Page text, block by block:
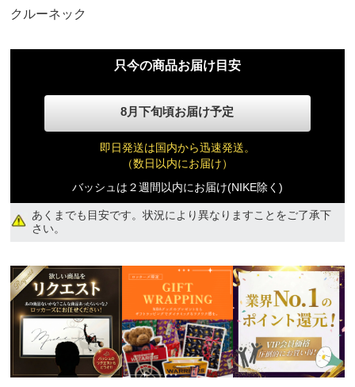
クルーネック
只今の商品お届け目安
8月下旬頃お届け予定
即日発送は国内から迅速発送。
（数日以内にお届け）
バッシュは２週間以内にお届け(NIKE除く)
あくまでも目安です。状況により異なりますことをご了承下
さい。
10,400円(税込)
3XL
10,400円(税込)
4XL
10,400円(税込)
5XL
10,400円(税込)